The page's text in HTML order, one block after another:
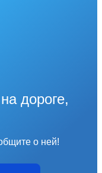
дороге,
о ней!